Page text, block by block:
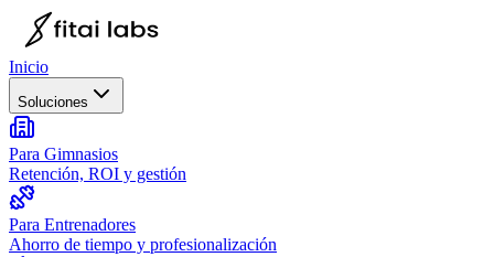
Inicio
Soluciones
Para Gimnasios
Retención, ROI y gestión
Para Entrenadores
Ahorro de tiempo y profesionalización